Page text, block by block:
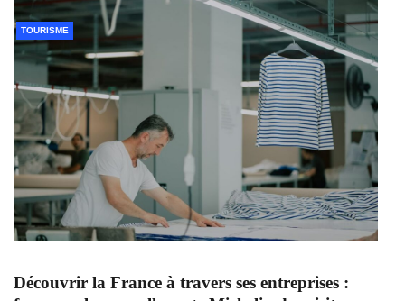
TOURISME
Découvrir la France à travers ses entreprises :